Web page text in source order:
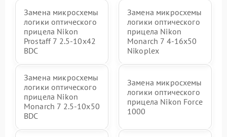
Замена микросхемы
логики оптического
прицела Nikon
Prostaff 7 2.5-10x42
BDC
Замена микросхемы
логики оптического
прицела Nikon
Monarch 7 4-16x50
Nikoplex
Замена микросхемы
логики оптического
прицела Nikon
Monarch 7 2.5-10x50
BDC
Замена микросхемы
логики оптического
прицела Nikon Force
1000